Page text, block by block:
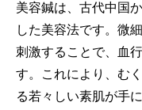
美容鍼は、 古代中国
した美容法です。 微
刺激することで、
血
す。これにより、 む
る若々しい素肌が手